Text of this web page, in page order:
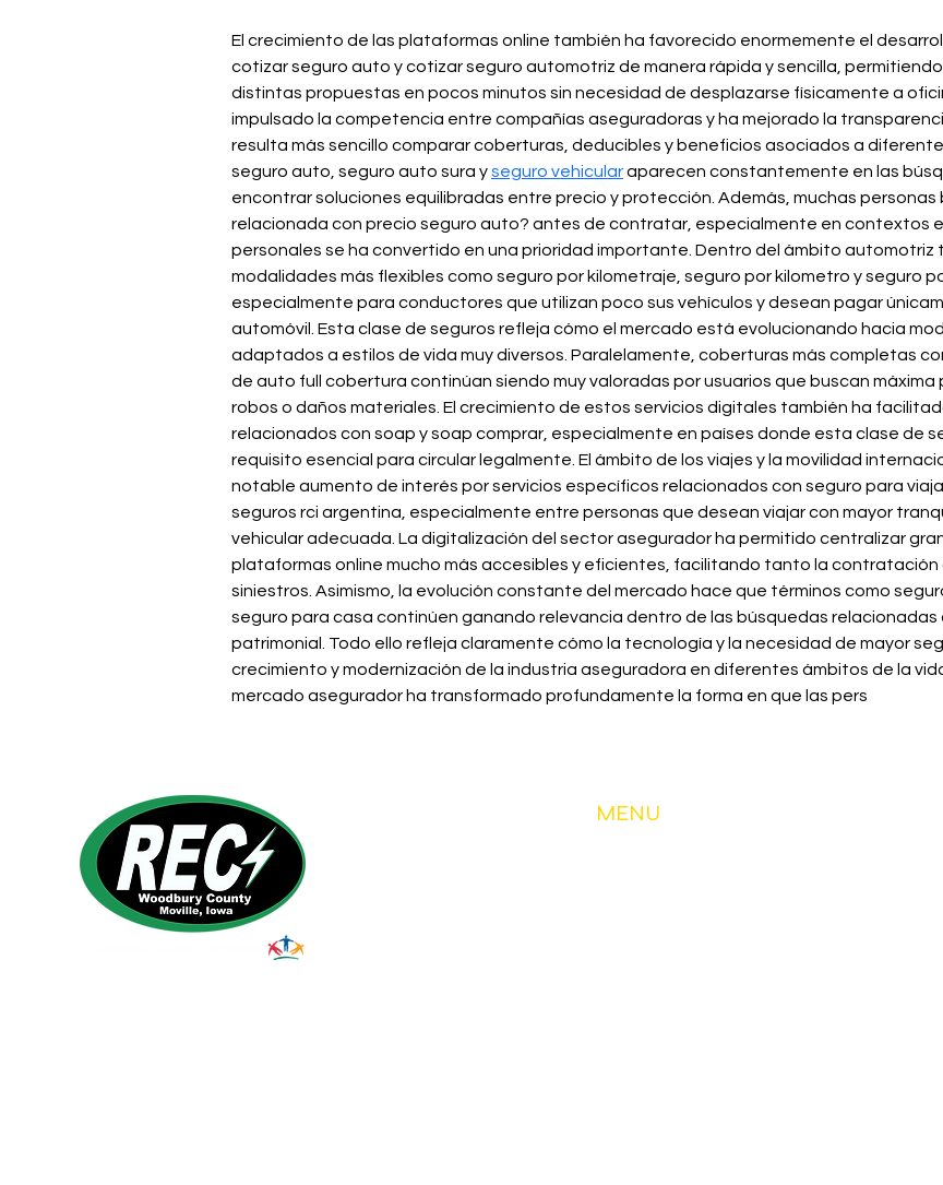
El crecimiento de las plataformas online también ha favorecido enormemente el
cotizar seguro auto y cotizar seguro automotriz de manera rápida y sencilla,
distintas propuestas en pocos minutos sin necesidad de desplazarse físicamente a
impulsado la competencia entre compañías aseguradoras y ha mejorado la
resulta más sencillo comparar coberturas, deducibles y beneficios asociados a
seguro auto, seguro auto sura y seguro vehicular aparecen constantemente en las
encontrar soluciones equilibradas entre precio y protección. Además, muchas
relacionada con precio seguro auto? antes de contratar, especialmente en contextos
personales se ha convertido en una prioridad importante. Dentro del ámbito
modalidades más flexibles como seguro por kilometraje, seguro por kilometro y seguro
especialmente para conductores que utilizan poco sus vehículos y desean pagar
automóvil. Esta clase de seguros refleja cómo el mercado está evolucionando hacia
adaptados a estilos de vida muy diversos. Paralelamente, coberturas más completas
de auto full cobertura continúan siendo muy valoradas por usuarios que buscan
robos o daños materiales. El crecimiento de estos servicios digitales también ha
relacionados con soap y soap comprar, especialmente en países donde esta clase de
requisito esencial para circular legalmente. El ámbito de los viajes y la movilidad
notable aumento de interés por servicios específicos relacionados con seguro para
seguros rci argentina, especialmente entre personas que desean viajar con mayor
vehicular adecuada. La digitalización del sector asegurador ha permitido centralizar
plataformas online mucho más accesibles y eficientes, facilitando tanto la contratación
siniestros. Asimismo, la evolución constante del mercado hace que términos como
seguro para casa continúen ganando relevancia dentro de las búsquedas
patrimonial. Todo ello refleja claramente cómo la tecnología y la necesidad de mayor
crecimiento y modernización de la industria aseguradora en diferentes ámbitos de la
mercado asegurador ha transformado profundamente la forma en que las pers
MENU